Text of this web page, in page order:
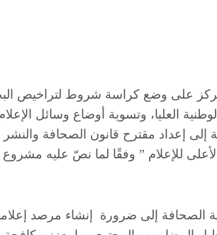
على وضع كراسة شروط لتراخيص
العليا، وتسوية أوضاع وسائل
إلى إعداد مقترح قانون الصحافة والنشر
للإعلام ” وفقًا لما نصّ عليه مشروع
الصحافة إلى ضرورة إنشاء مرصد